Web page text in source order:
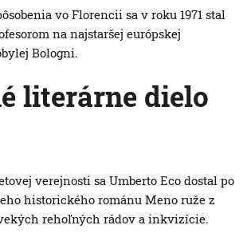
vo Florencii sa v roku 1971 stal
na najstaršej európskej
Bologni.
literárne dielo
verejnosti sa Umberto Eco dostal po
historického románu Meno ruže z
rehoľných rádov a inkvizície.